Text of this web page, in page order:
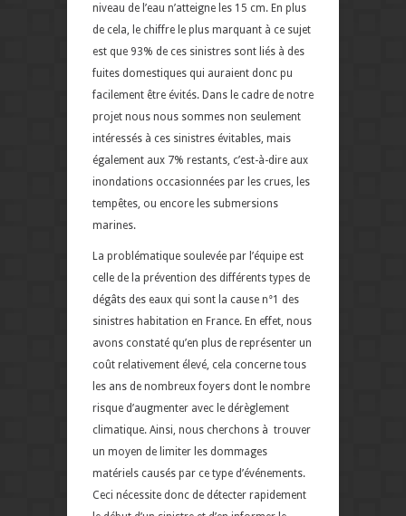
niveau de l’eau n’atteigne les 15 cm. En plus
de cela, le chiffre le plus marquant à ce sujet
est que 93% de ces sinistres sont liés à des
fuites domestiques qui auraient donc pu
facilement être évités. Dans le cadre de notre
projet nous nous sommes non seulement
intéressés à ces sinistres évitables, mais
également aux 7% restants, c’est-à-dire aux
inondations occasionnées par les crues, les
tempêtes, ou encore les submersions
marines.
La problématique soulevée par l’équipe est
celle de la prévention des différents types de
dégâts des eaux qui sont la cause n°1 des
sinistres habitation en France. En effet, nous
avons constaté qu’en plus de représenter un
coût relativement élevé, cela concerne tous
les ans de nombreux foyers dont le nombre
risque d’augmenter avec le dérèglement
climatique. Ainsi, nous cherchons à trouver
un moyen de limiter les dommages
matériels causés par ce type d’événements.
Ceci nécessite donc de détecter rapidement